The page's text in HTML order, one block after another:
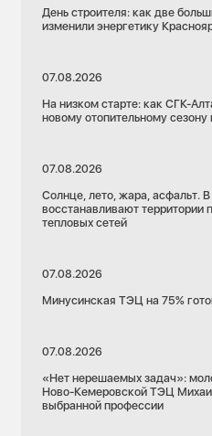
День строителя: как две
изменили энергетику
07.08.2026
На низком старте: как СГК-
новому отопительному сезону
07.08.2026
Солнце, лето, жара, асфальт.
восстанавливают территории
тепловых сетей
07.08.2026
Минусинская ТЭЦ на 75%
07.08.2026
«Нет нерешаемых задач»:
Ново-Кемеровской ТЭЦ
выбранной профессии